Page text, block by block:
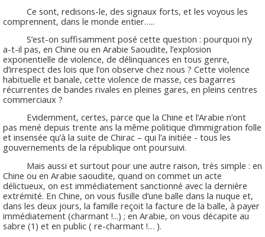
Ce sont, redisons-le, des signaux forts, et les voyous les
comprennent, dans le monde entier…..
S’est-on suffisamment posé cette question : pourquoi n’y
a-t-il pas, en Chine ou en Arabie Saoudite, l’explosion
exponentielle de violence, de délinquances en tous genre,
d’irrespect des lois que l’on observe chez nous ? Cette violence
habituelle et banale, cette violence de masse, ces bagarres
récurrentes de bandes rivales en pleines gares, en pleins centres
commerciaux ?
Evidemment, certes, parce que la Chine et l’Arabie n’ont
pas mené depuis trente ans la même politique d’immigration folle
et insensée qu’à la suite de Chirac – qui l’a initiée - tous les
gouvernements de la république ont poursuivi.
Mais aussi et surtout pour une autre raison, très simple : en
Chine ou en Arabie saoudite, quand on commet un acte
délictueux, on est immédiatement sanctionné avec la dernière
extrémité. En Chine, on vous fusille d’une balle dans la nuque et,
dans les deux jours, la famille reçoit la facture de la balle, à payer
immédiatement (charmant !...) ; en Arabie, on vous décapite au
sabre (1) et en public ( re-charmant !… ).